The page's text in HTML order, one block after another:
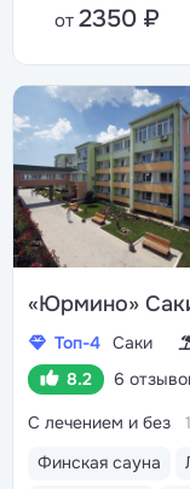
от 2350 ₽
«Юрмино»
Топ-4 Саки
8.2
6
Финская сауна
С лечением и без